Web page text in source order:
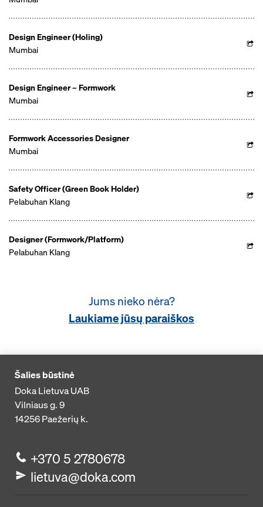
Design Engineer (Holing)
Mumbai
Design Engineer – Formwork
Mumbai
Formwork Accessories Designer
Mumbai
Safety Officer (Green Book Holder)
Pelabuhan Klang
Designer (Formwork/Platform)
Pelabuhan Klang
Jums nieko nėra?
Laukiame jūsų paraiškos
Šalies būstinė
Doka Lietuva UAB
Vilniaus g. 9
14256Paežerių k.
+370 5 2780678
lietuva@doka.com